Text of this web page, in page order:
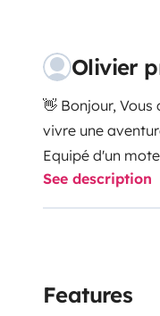
Olivier
👋 Bonjour, Vous
vivre une
Equipé d'un
à toute personne
Son
Lors de vos
See description
Features